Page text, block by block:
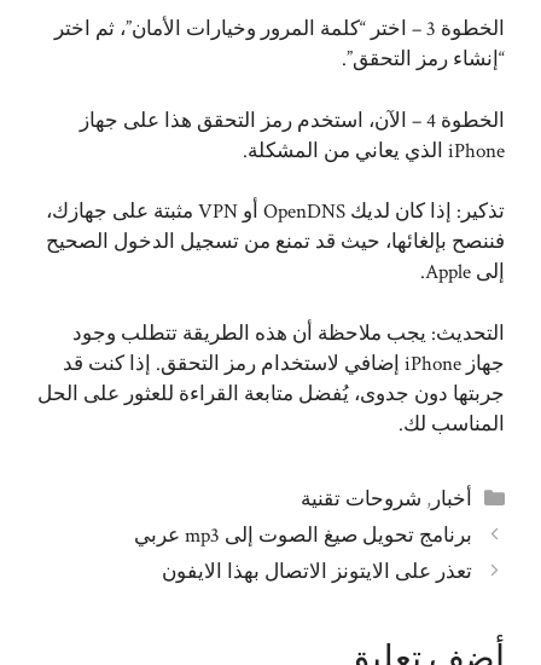
الخطوة 3 – اختر “كلمة المرور وخيارات الأمان”، ثم اختر
“إنشاء رمز التحقق”.
الخطوة 4 – الآن، استخدم رمز التحقق هذا على جهاز
iPhone الذي يعاني من المشكلة.
تذكير: إذا كان لديك OpenDNS أو VPN مثبتة على جهازك،
فننصح بإلغائها، حيث قد تمنع من تسجيل الدخول الصحيح
إلى Apple.
التحديث: يجب ملاحظة أن هذه الطريقة تتطلب وجود
جهاز iPhone إضافي لاستخدام رمز التحقق. إذا كنت قد
جربتها دون جدوى، يُفضل متابعة القراءة للعثور على الحل
المناسب لك.
التصنيفات
أخبار, شروحات تقنية
برنامج تحويل صيغ الصوت إلى mp3 عربي
تعذر على الايتونز الاتصال بهذا الايفون